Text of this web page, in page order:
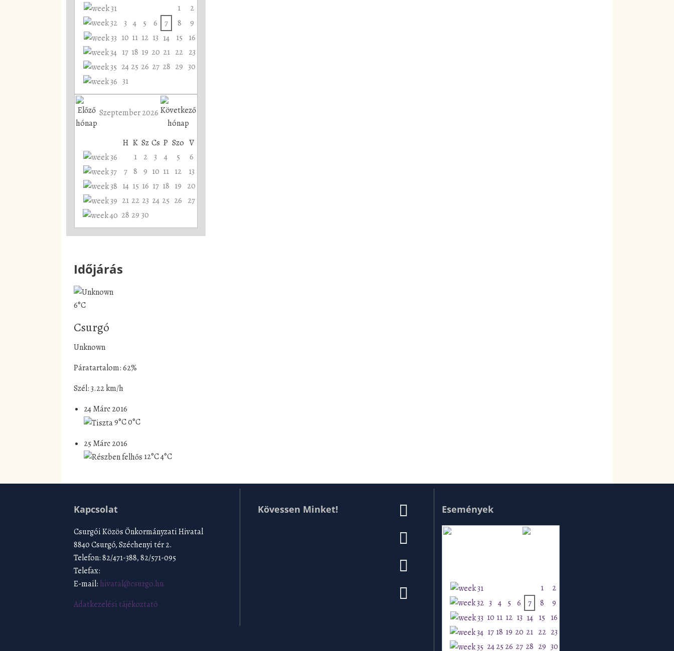
1
2
3 4 5 6 7 8
9
10 11 12 13 14 15
16
17 18 19 20 21 22 23
24 25 26 27 28 29 30
31
Szeptember 2026
H K Sz Cs P Szo V
1
2 3 4 5
6
7 8 9 10 11 12
13
14 15 16 17 18 19 20
21 22 23 24 25 26 27
28 29 30
Időjárás
6°C
Csurgó
Unknown
Páratartalom: 62%
Szél: 3.22 km/h
24 Márc 2016
9°C0°C
25 Márc 2016
12°C4°C
Kapcsolat
Csurgói Közös Önkormányzati Hivatal
8840 Csurgó, Széchenyi tér 2.
Telefon: 82/471-388, 82/571-095
Telefax:
E-mail: hivatal@csurgo.hu
Adatkezelési tájékoztató
Kövessen Minket! Események
1
2
3 4 5 6 7 8
9
10 11 12 13 14 15 16
17 18 19 20 21 22 23
242526 27 28 29 30